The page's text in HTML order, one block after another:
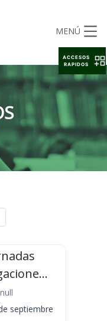
MENÚ
septiembre
ACCESOS
RAPIDOS